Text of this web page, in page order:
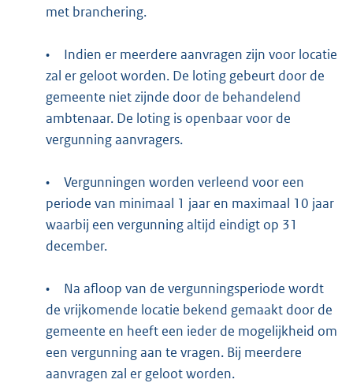
met branchering.
•
Indien er meerdere aanvragen zijn voor locatie
zal er geloot worden. De loting gebeurt door de
gemeente niet zijnde door de behandelend
ambtenaar. De loting is openbaar voor de
vergunning aanvragers.
•
Vergunningen worden verleend voor een
periode van minimaal 1 jaar en maximaal 10 jaar
waarbij een vergunning altijd eindigt op 31
december.
•
Na afloop van de vergunningsperiode wordt
de vrijkomende locatie bekend gemaakt door de
gemeente en heeft een ieder de mogelijkheid om
een vergunning aan te vragen. Bij meerdere
aanvragen zal er geloot worden.